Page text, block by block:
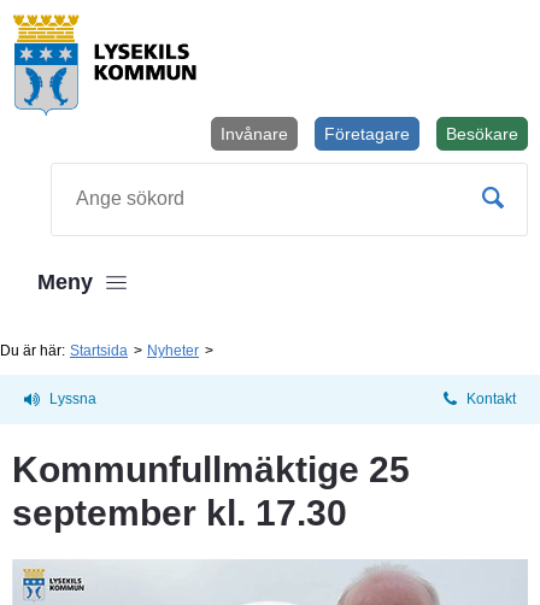
Besökare
Företagare
Invånare
Meny
Du är här: Startsida Nyheter
Lyssna Kontakt
Kommunfullmäktige 25
september kl. 17.30